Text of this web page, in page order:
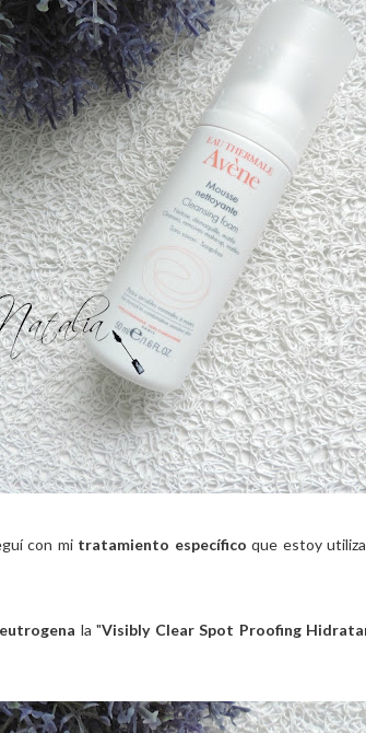
con mi tratamiento específico que estoy
la "Visibly Clear Spot Proofing